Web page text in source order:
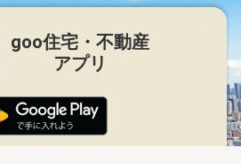
goo住宅・不動産
アプリ